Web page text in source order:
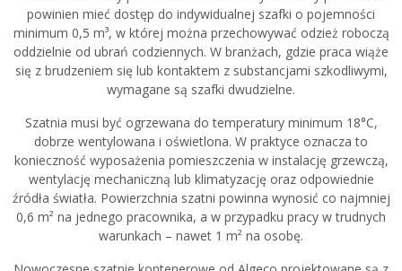
powinien mieć dostęp do indywidualnej szafki o pojemności
minimum 0,5 m³, w której można przechowywać odzież roboczą
oddzielnie od ubrań codziennych. W branżach, gdzie praca wiąże
się z brudzeniem się lub kontaktem z substancjami szkodliwymi,
wymagane są szafki dwudzielne.
Szatnia musi być ogrzewana do temperatury minimum 18°C,
dobrze wentylowana i oświetlona. W praktyce oznacza to
konieczność wyposażenia pomieszczenia w instalację grzewczą,
wentylację mechaniczną lub klimatyzację oraz odpowiednie
źródła światła. Powierzchnia szatni powinna wynosić co najmniej
0,6 m² na jednego pracownika, a w przypadku pracy w trudnych
warunkach – nawet 1 m² na osobę.